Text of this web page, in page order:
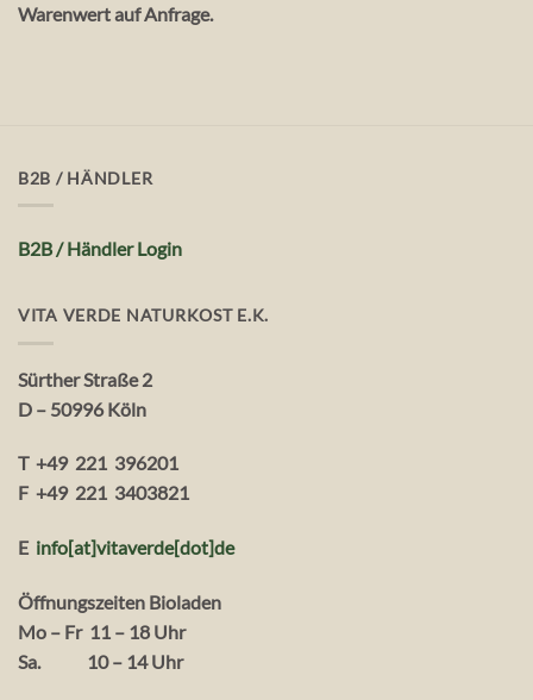
Warenwert auf Anfrage.
B2B / HÄNDLER
B2B / Händler Login
VITA VERDE NATURKOST E.K.
Sürther Straße 2
D – 50996 Köln
T +49 221 396201
F +49 221 3403821
E info[at]vitaverde[dot]de
Öffnungszeiten Bioladen
Mo – Fr 11 – 18 Uhr
Sa. 10 – 14 Uhr